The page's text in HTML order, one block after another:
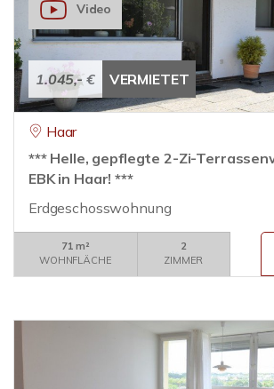
1.045,- € VERMIETET
Video
Haar
*** Helle, gepflegte 2-Zi-
EBK in Haar! ***
Erdgeschosswohnung
71 m²
WOHNFLÄCHE
2
ZIMMER